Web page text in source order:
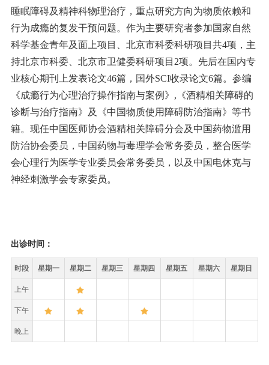
睡眠障碍及精神科物理治疗，重点研究方向为物质依赖和
行为成瘾的复发干预问题。作为主要研究者参加国家自然
科学基金青年及面上项目、北京市科委科研项目共4项，主
持北京市科委、北京市卫健委科研项目2项。先后在国内专
业核心期刊上发表论文46篇，国外SCI收录论文6篇。参编
《成瘾行为心理治疗操作指南与案例》,《酒精相关障碍的
诊断与治疗指南》及《中国物质使用障碍防治指南》等书
籍。现任中国医师协会酒精相关障碍分会及中国药物滥用
防治协会委员，中国药物与毒理学会常务委员，整合医学
会心理行为医学专业委员会常务委员，以及中国电休克与
神经刺激学会专家委员。
出诊时间：
时段 星期一 星期二 星期三 星期四 星期五 星期六 星期日
上午
下午
晚上